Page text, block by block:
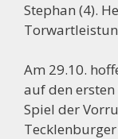
Stephan (4).
Am 29.10.
auf den
Spiel der